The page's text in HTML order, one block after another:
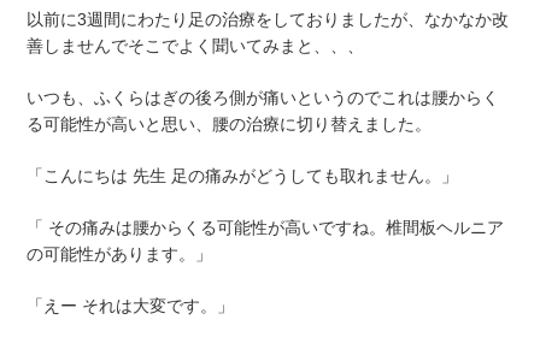
以前に3週間にわたり足の治療をしておりましたが、なかなか改
善しませんでそこでよく聞いてみまと、、、
いつも、ふくらはぎの後ろ側が痛いというのでこれは腰からく
る可能性が高いと思い、腰の治療に切り替えました。
「こんにちは 先生 足の痛みがどうしても取れません。」
「 その痛みは腰からくる可能性が高いですね。椎間板ヘルニア
の可能性があります。」
「えー それは大変です。」